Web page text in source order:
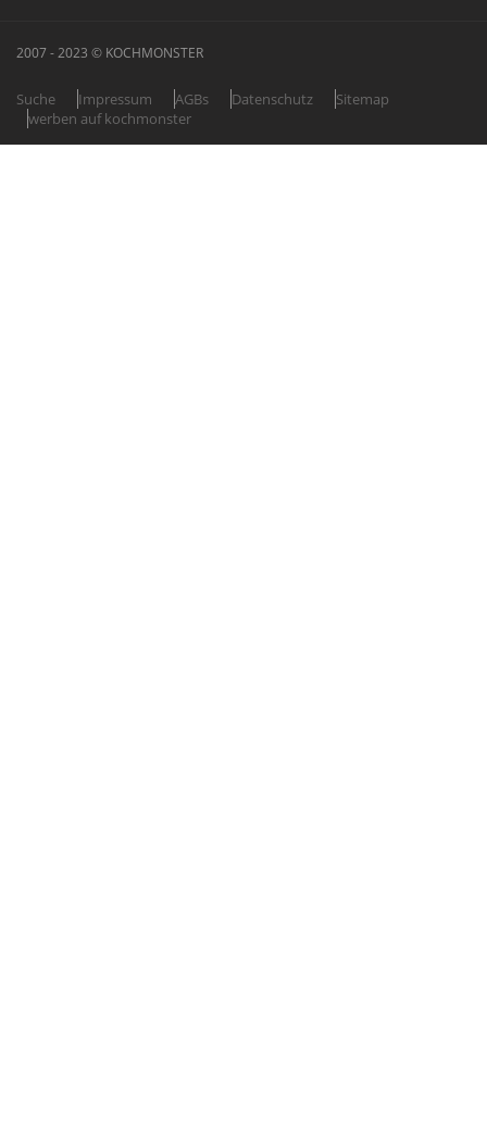
2007 - 2023 © KOCHMONSTER
Suche Impressum AGBs Datenschutz
Sitemap
werben auf kochmonster